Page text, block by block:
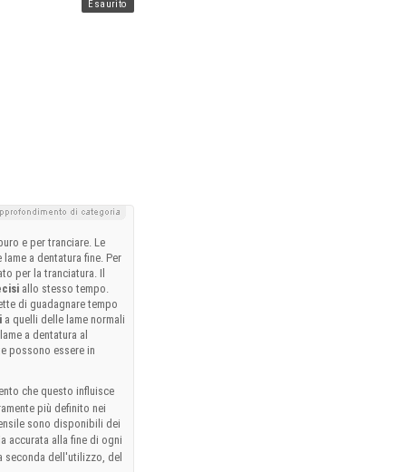
Esaurito
e per tranciare. Le
a dentatura fine. Per
per la tranciatura. Il
allo stesso tempo.
di guadagnare tempo
a quelli delle lame normali
a dentatura al
possono essere in
che questo influisce
più definito nei
sono disponibili dei
accurata alla fine di ogni
seconda dell'utilizzo, del